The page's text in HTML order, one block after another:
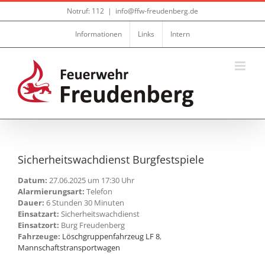
Zum
Notruf: 112 | info@ffw-freudenberg.de
Informationen Links Intern
Sicherheitswachdienst Burgfestspiele
Datum: 27.06.2025 um 17:30 Uhr
Alarmierungsart: Telefon
Dauer: 6 Stunden 30 Minuten
Einsatzart: Sicherheitswachdienst
Einsatzort: Burg Freudenberg
Fahrzeuge: Löschgruppenfahrzeug LF 8,
Mannschaftstransportwagen